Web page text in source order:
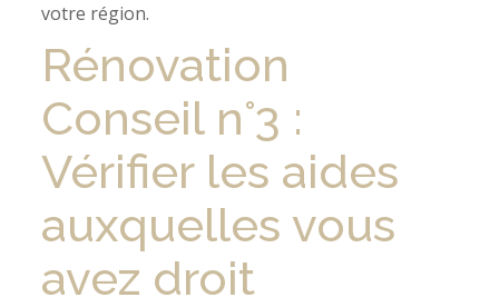
votre région.
Rénovation
Conseil n°3 :
Vérifier les aides
auxquelles vous
avez droit